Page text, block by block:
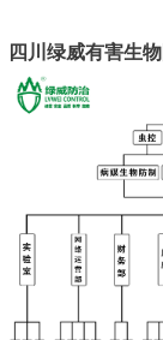
四川绿威有害生